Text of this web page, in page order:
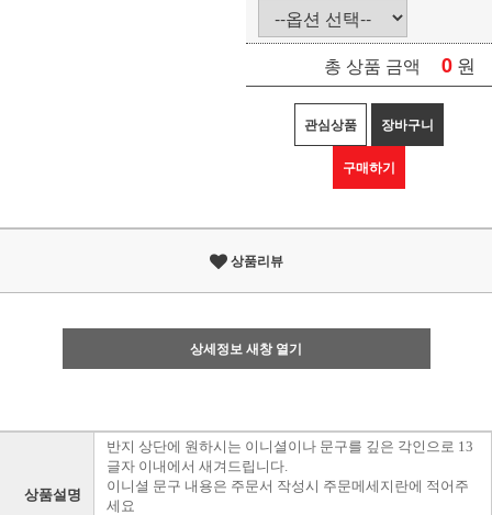
총 상품 금액 0 원
관심상품 장바구니
구매하기
상품리뷰
상세정보 새창 열기
상품설명
반지 상단에 원하시는 이니셜이나 문구를 깊은 각인으로 13
글자 이내에서 새겨드립니다.
이니셜 문구 내용은 주문서 작성시 주문메세지란에 적어주
세요